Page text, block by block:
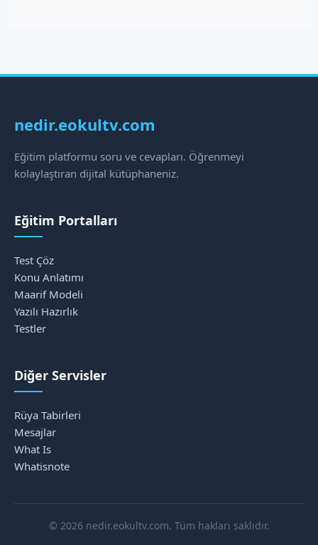
nedir.eokultv.com
Eğitim platformu soru ve cevapları. Öğrenmeyi
kolaylaştıran dijital kütüphaneniz.
Eğitim Portalları
Test Çöz
Konu Anlatımı
Maarif Modeli
Yazılı Hazırlık
Testler
Diğer Servisler
Rüya Tabirleri
Mesajlar
What Is
Whatisnote
© 2026 nedir.eokultv.com. Tüm hakları saklıdır.